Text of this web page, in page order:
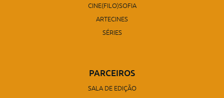
CINE(FILO)SOFIA
ARTECINES
SÉRIES
PARCEIROS
SALA DE EDIÇÃO